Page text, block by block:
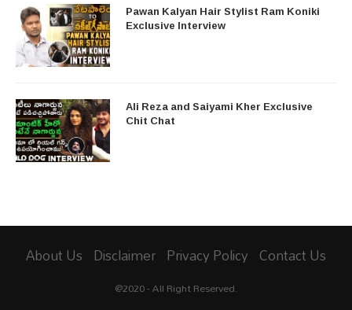
Pawan Kalyan Hair Stylist Ram Koniki
Exclusive Interview
Ali Reza and Saiyami Kher Exclusive
Chit Chat
About Us Disclaimer Privacy Policy Contact Us
@2020 - All Right Reserved.